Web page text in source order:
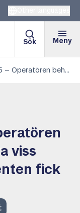
Sök Meny
ARN 2009-0885 – Operatören behövde inte leverera viss kanal, men konsumenten fick ändå häva
viss
fick